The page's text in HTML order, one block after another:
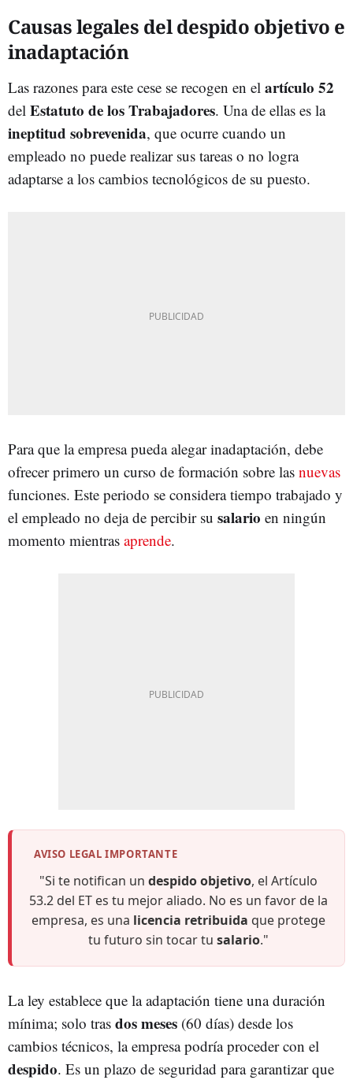
Causas legales del despido objetivo e
inadaptación
Las razones para este cese se recogen en el artículo 52
del Estatuto de los Trabajadores. Una de ellas es la
ineptitud sobrevenida, que ocurre cuando un
empleado no puede realizar sus tareas o no logra
adaptarse a los cambios tecnológicos de su puesto.
Para que la empresa pueda alegar inadaptación, debe
ofrecer primero un curso de formación sobre las nuevas
funciones. Este periodo se considera tiempo trabajado y
el empleado no deja de percibir su salario en ningún
momento mientras aprende.
AVISO LEGAL IMPORTANTE
"Si te notifican un despido objetivo, el Artículo
53.2 del ET es tu mejor aliado. No es un favor de la
empresa, es una licencia retribuida que protege
tu futuro sin tocar tu salario."
La ley establece que la adaptación tiene una duración
mínima; solo tras dos meses (60 días) desde los
cambios técnicos, la empresa podría proceder con el
despido. Es un plazo de seguridad para garantizar que